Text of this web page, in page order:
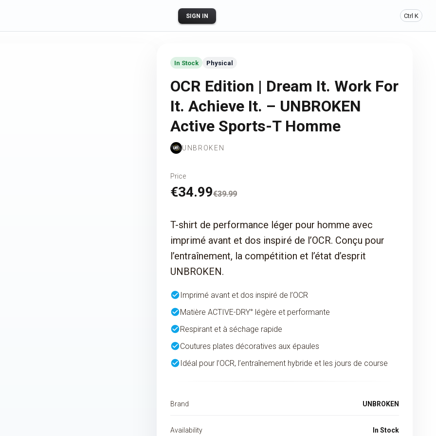
SIGN IN Ctrl K
In Stock Physical
OCR Edition | Dream It. Work For
It. Achieve It. – UNBROKEN
Active Sports-T Homme
UNBROKEN
Price
€34.99€39.99
T-shirt de performance léger pour homme avec
imprimé avant et dos inspiré de l’OCR. Conçu pour
l’entraînement, la compétition et l’état d’esprit
UNBROKEN.
check_circleImprimé avant et dos inspiré de l’OCR
check_circleMatière ACTIVE-DRY° légère et performante
check_circleRespirant et à séchage rapide
check_circleCoutures plates décoratives aux épaules
check_circleIdéal pour l’OCR, l’entraînement hybride et les jours de course
Brand UNBROKEN
Availability In Stock